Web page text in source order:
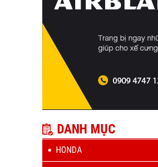
DANH MỤC
HONDA